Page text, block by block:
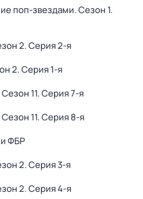
поп-звездами. Сезон 1.
2. Серия 2-я
2. Серия 1-я
Сезон 11. Серия 7-я
Сезон 11. Серия 8-я
ФБР
2. Серия 3-я
2. Серия 4-я